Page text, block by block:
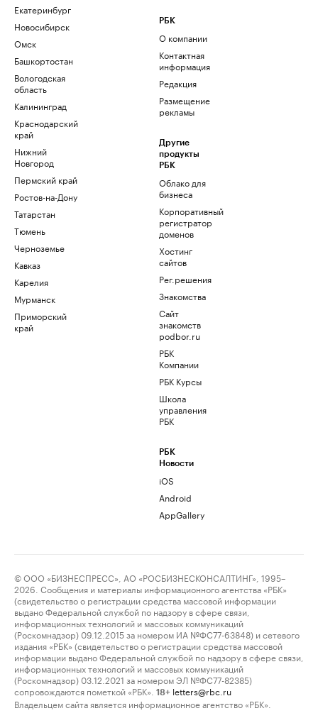
Екатеринбург
Новосибирск
Омск
Башкортостан
Вологодская
область
Калининград
Краснодарский
край
Нижний
Новгород
Пермский край
Ростов-на-Дону
Татарстан
Тюмень
Черноземье
Кавказ
Карелия
Мурманск
Приморский
край
РБК
О компании
Контактная
информация
Редакция
Размещение
рекламы
Другие
продукты
РБК
Облако для
бизнеса
Корпоративный
регистратор
доменов
Хостинг
сайтов
Рег.решения
Знакомства
Сайт
знакомств
podbor.ru
РБК
Компании
РБК Курсы
Школа
управления
РБК
РБК
Новости
iOS
Android
AppGallery
© ООО «БИЗНЕСПРЕСС», АО «РОСБИЗНЕСКОНСАЛТИНГ», 1995–
2026. Сообщения и материалы информационного агентства «РБК»
(свидетельство о регистрации средства массовой информации
выдано Федеральной службой по надзору в сфере связи,
информационных технологий и массовых коммуникаций
(Роскомнадзор) 09.12.2015 за номером ИА №ФС77-63848) и сетевого
издания «РБК» (свидетельство о регистрации средства массовой
информации выдано Федеральной службой по надзору в сфере связи,
информационных технологий и массовых коммуникаций
(Роскомнадзор) 03.12.2021 за номером ЭЛ №ФС77-82385)
сопровождаются пометкой «РБК».
18+ letters@rbc.ru
Владельцем сайта является информационное агентство «РБК».